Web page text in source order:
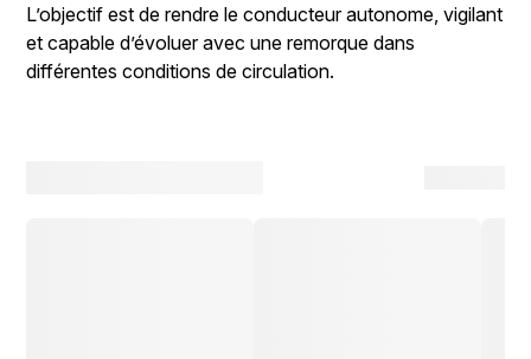
L’objectif est de rendre le conducteur autonome, vigilant
et capable d’évoluer avec une remorque dans
différentes conditions de circulation.